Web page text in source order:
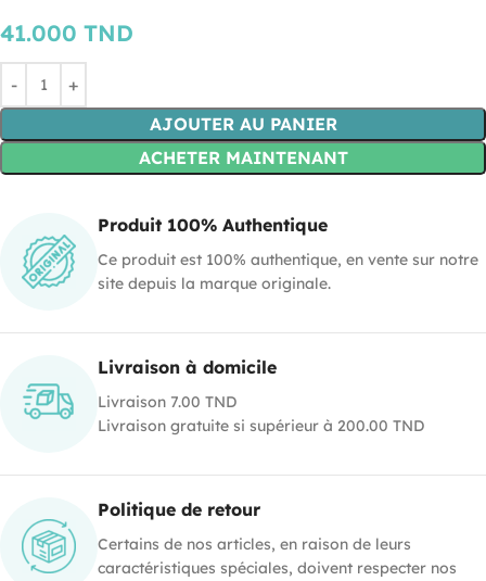
41.000 TND
AJOUTER AU PANIER
ACHETER MAINTENANT
Produit 100% Authentique
Ce produit est 100% authentique, en vente sur notre
site depuis la marque originale.
Livraison à domicile
Livraison 7.00 TND
Livraison gratuite si supérieur à 200.00 TND
Politique de retour
Certains de nos articles, en raison de leurs
caractéristiques spéciales, doivent respecter nos